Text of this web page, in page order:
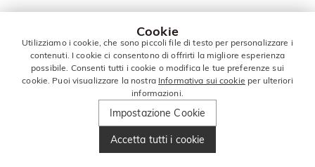
Cookie
Utilizziamo i cookie, che sono piccoli file di testo per personalizzare i
contenuti. I cookie ci consentono di offrirti la migliore esperienza
possibile. Consenti tutti i cookie o modifica le tue preferenze sui
cookie. Puoi visualizzare la nostra Informativa sui cookie per ulteriori
informazioni.
Impostazione Cookie
Accetta tutti i cookie